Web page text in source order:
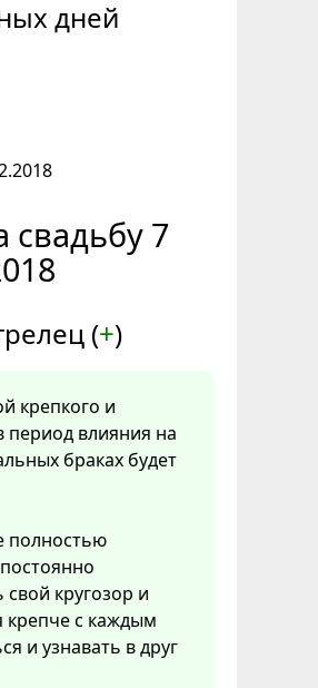
дней
7
(+)
крепкого и
период влияния на
браках будет
полностью
кругозор и
крепче с каждым
и узнавать в друг